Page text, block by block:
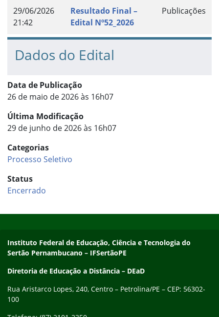
29/06/2026
21:42
Resultado Final –
Edital Nº52_2026
Publicações
Dados do Edital
Data de Publicação
26 de maio de 2026 às 16h07
Última Modificação
29 de junho de 2026 às 16h07
Categorias
Processo Seletivo
Status
Encerrado
Endereço
Instituto Federal de Educação, Ciência e Tecnologia do
Sertão Pernambucano – IFSertãoPE
Diretoria de Educação a Distância – DEaD
Rua Aristarco Lopes, 240, Centro – Petrolina/PE – CEP: 56302-
100